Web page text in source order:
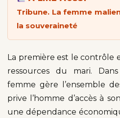
Tribune. La femme
la souveraineté
La première est le
ressources du mari.
femme gère l’ensemble
prive l’homme d’accès à
une dépendance